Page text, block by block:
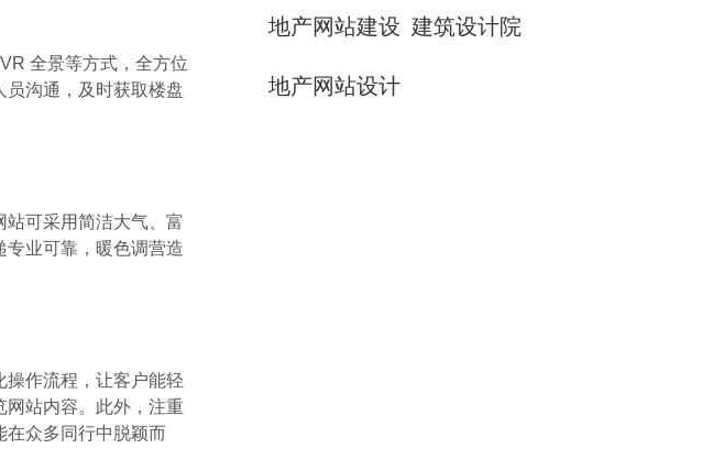
全景等方式，全方位
员沟通，及时获取楼盘
可采用简洁大气、富
业可靠，暖色调营造
作流程，让客户能轻
站内容。此外，注重
在众多同行中脱颖而
地产网站建设 建筑设计院
地产网站设计